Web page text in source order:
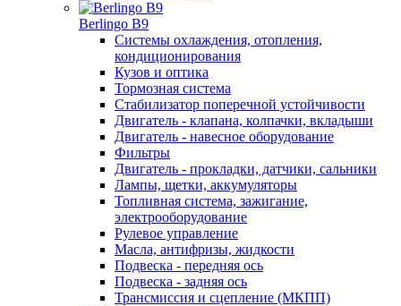
Berlingo B9
Системы охлаждения, отопления,
кондиционирования
Кузов и оптика
Тормозная система
Стабилизатор поперечной устойчивости
Двигатель - клапана, колпачки, вкладыши
Двигатель - навесное оборудование
Фильтры
Двигатель - прокладки, датчики, сальники
Лампы, щетки, аккумуляторы
Топливная система, зажигание,
электрооборудование
Рулевое управление
Масла, антифризы, жидкости
Подвеска - передняя ось
Подвеска - задняя ось
Трансмиссия и сцепление (МКПП)